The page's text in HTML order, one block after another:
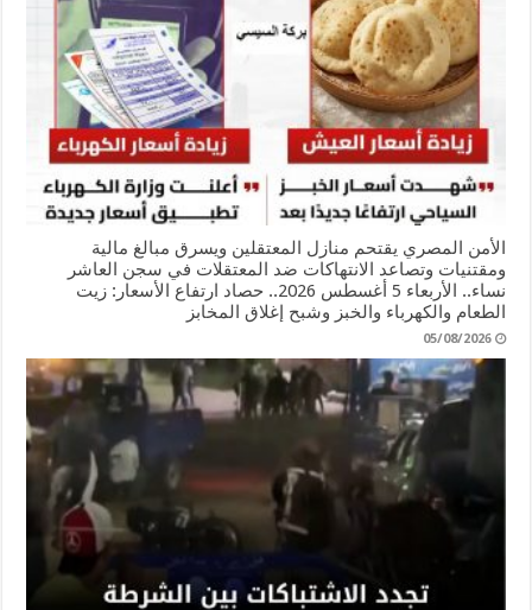
الأمن المصري يقتحم منازل المعتقلين ويسرق مبالغ مالية
ومقتنيات وتصاعد الانتهاكات ضد المعتقلات في سجن العاشر
نساء.. الأربعاء 5 أغسطس 2026.. حصاد ارتفاع الأسعار: زيت
الطعام والكهرباء والخبز وشبح إغلاق المخابز
05/08/2026